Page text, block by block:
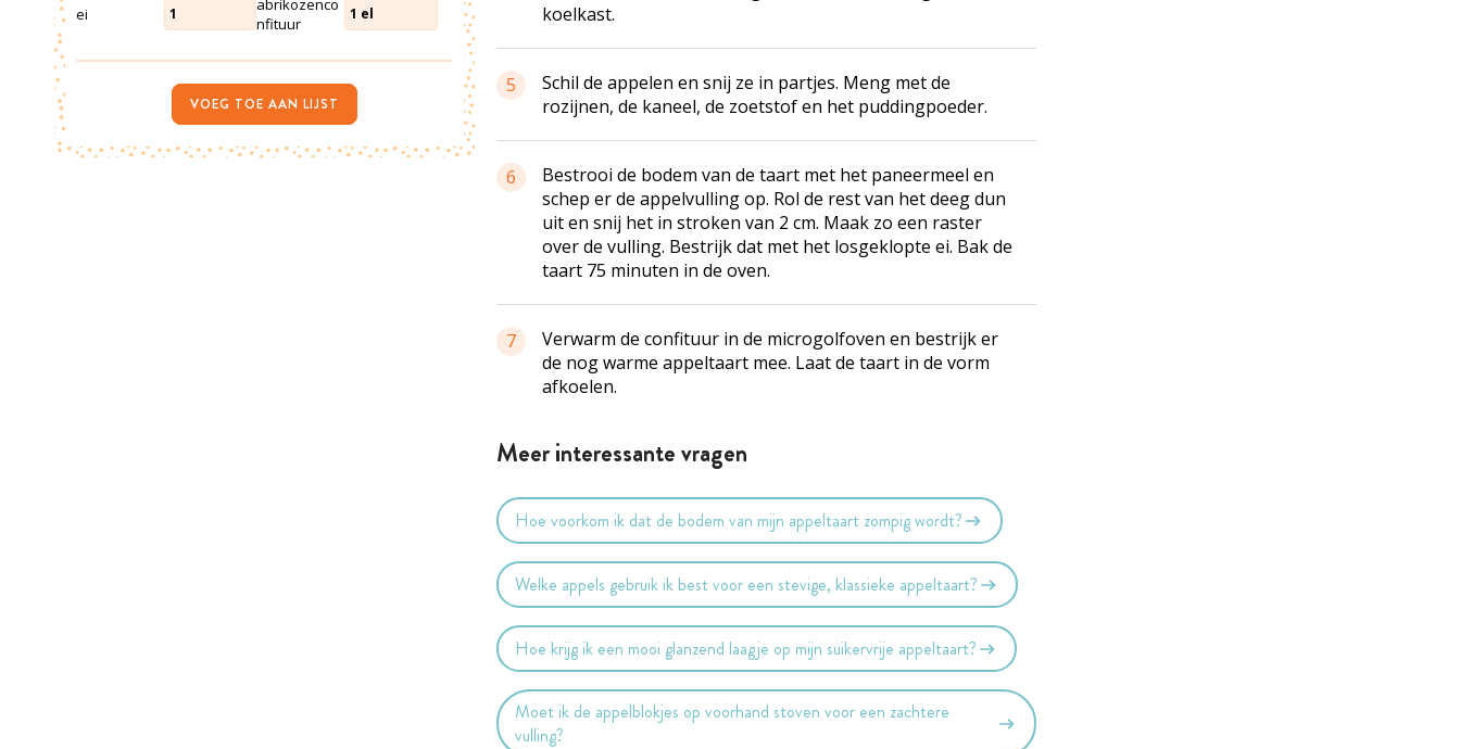
koelkast.
5
Schil de appelen en snij ze in partjes. Meng met de
rozijnen, de kaneel, de zoetstof en het puddingpoeder.
6
Bestrooi de bodem van de taart met het paneermeel en
schep er de appelvulling op. Rol de rest van het deeg dun
uit en snij het in stroken van 2 cm. Maak zo een raster
over de vulling. Bestrijk dat met het losgeklopte ei. Bak de
taart 75 minuten in de oven.
7
Verwarm de confituur in de microgolfoven en bestrijk er
de nog warme appeltaart mee. Laat de taart in de vorm
afkoelen.
Meer interessante vragen
Hoe voorkom ik dat de bodem van mijn appeltaart zompig wordt?
Welke appels gebruik ik best voor een stevige, klassieke appeltaart?
Hoe krijg ik een mooi glanzend laagje op mijn suikervrije appeltaart?
Moet ik de appelblokjes op voorhand stoven voor een zachtere
vulling?
ei 1
abrikozenco
nfituur
1 el
VOEG TOE AAN LIJST